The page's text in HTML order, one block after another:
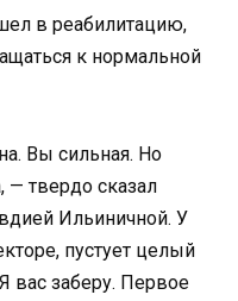
в реабилитацию,
к нормальной
Вы сильная. Но
твердо сказал
Ильиничной. У
пустует целый
вас заберу. Первое